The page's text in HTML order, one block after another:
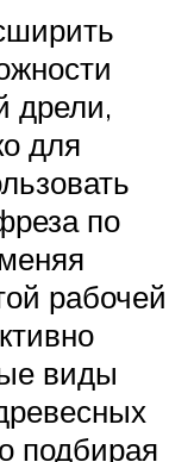
дрели,
для
по
рабочей
виды
подбирая